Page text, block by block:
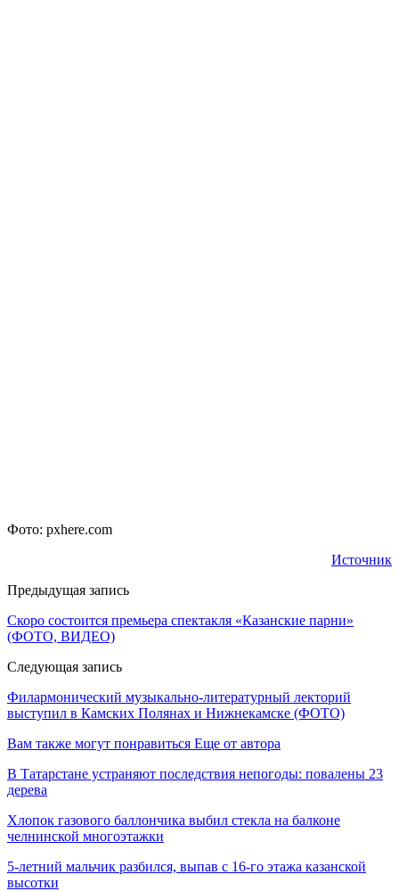
Фото: pxhere.com
Источник
Предыдущая запись
Скоро состоится премьера спектакля «Казанские парни»
(ФОТО, ВИДЕО)
Следующая запись
Филармонический музыкально-литературный лекторий
выступил в Камских Полянах и Нижнекамске (ФОТО)
Вам также могут понравиться Еще от автора
В Татарстане устраняют последствия непогоды: повалены 23
дерева
Хлопок газового баллончика выбил стекла на балконе
челнинской многоэтажки
5-летний мальчик разбился, выпав с 16-го этажа казанской
высотки